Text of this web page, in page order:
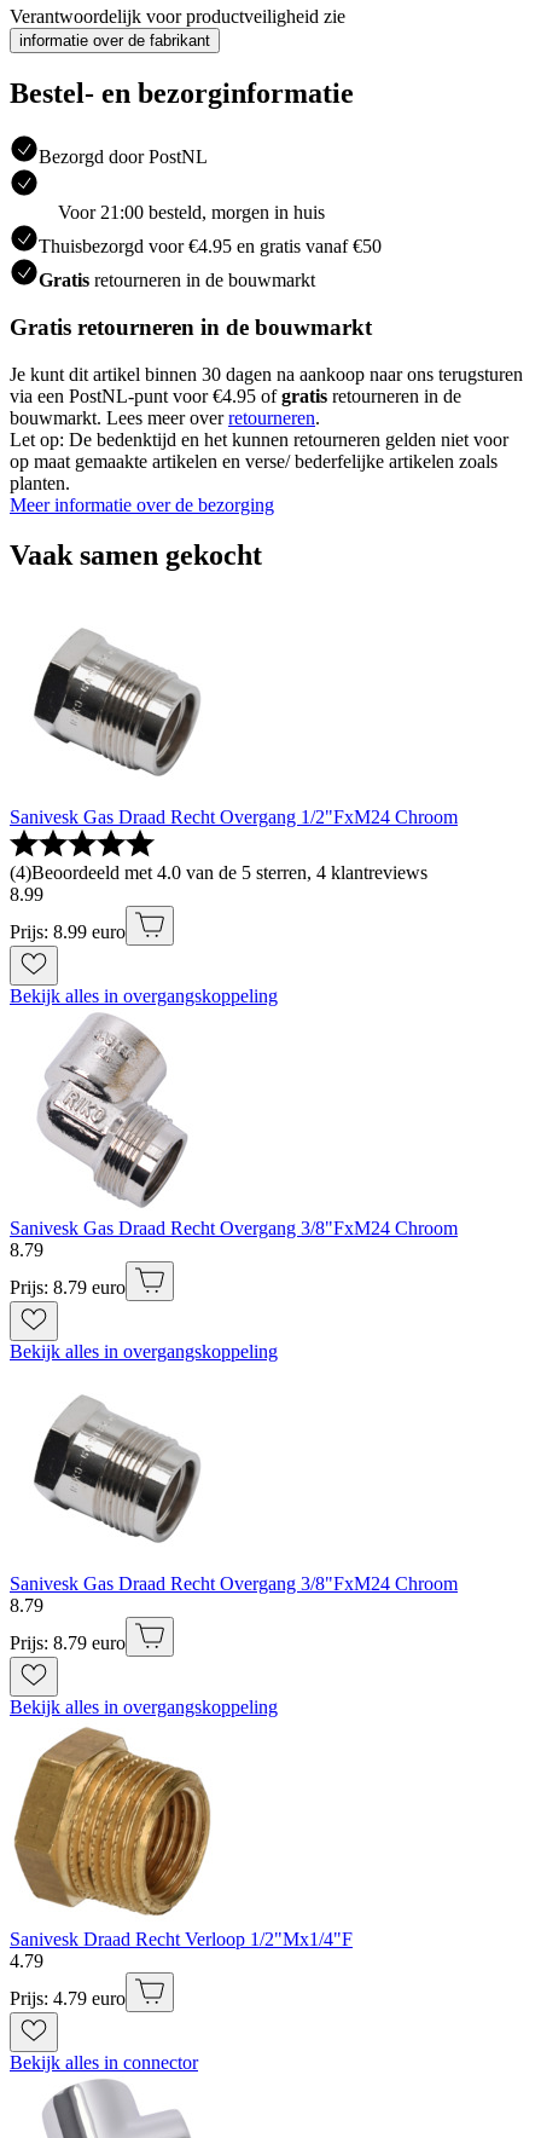
Verantwoordelijk voor productveiligheid zie
informatie over de fabrikant
Bestel- en bezorginformatie
Bezorgd door PostNL
Voor 21:00 besteld, morgen in huis
Thuisbezorgd voor €4.95 en gratis vanaf €50
Gratis retourneren in de bouwmarkt
Gratis retourneren in de bouwmarkt
Je kunt dit artikel binnen 30 dagen na aankoop naar ons terugsturen
via een PostNL-punt voor €4.95 ofgratis retourneren in de
bouwmarkt. Lees meer overretourneren.
Let op: De bedenktijd en het kunnen retourneren gelden niet voor
op maat gemaakte artikelen en verse/ bederfelijke artikelen zoals
planten.
Meer informatie over de bezorging
Vaak samen gekocht
Sanivesk Gas Draad Recht Overgang 1/2"FxM24 Chroom
(4)Beoordeeld met 4.0 van de 5 sterren, 4 klantreviews
8.99
Prijs: 8.99 euro
Bekijk alles in overgangskoppeling
Sanivesk Gas Draad Recht Overgang 3/8"FxM24 Chroom
8.79
Prijs: 8.79 euro
Bekijk alles in overgangskoppeling
Sanivesk Gas Draad Recht Overgang 3/8"FxM24 Chroom
8.79
Prijs: 8.79 euro
Bekijk alles in overgangskoppeling
Sanivesk Draad Recht Verloop 1/2"Mx1/4"F
4.79
Prijs: 4.79 euro
Bekijk alles in connector